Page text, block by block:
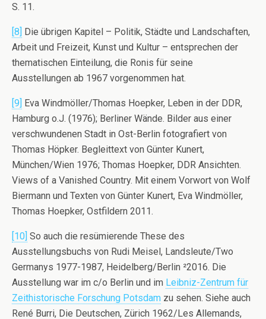
S. 11.
[8] Die übrigen Kapitel – Politik, Städte und Landschaften,
Arbeit und Freizeit, Kunst und Kultur – entsprechen der
thematischen Einteilung, die Ronis für seine
Ausstellungen ab 1967 vorgenommen hat.
[9] Eva Windmöller/Thomas Hoepker, Leben in der DDR,
Hamburg o.J. (1976); Berliner Wände. Bilder aus einer
verschwundenen Stadt in Ost-Berlin fotografiert von
Thomas Höpker. Begleittext von Günter Kunert,
München/Wien 1976; Thomas Hoepker, DDR Ansichten.
Views of a Vanished Country. Mit einem Vorwort von Wolf
Biermann und Texten von Günter Kunert, Eva Windmöller,
Thomas Hoepker, Ostfildern 2011.
[10] So auch die resümierende These des
Ausstellungsbuchs von Rudi Meisel, Landsleute/Two
Germanys 1977-1987, Heidelberg/Berlin ²2016. Die
Ausstellung war im c/o Berlin und im Leibniz-Zentrum für
Zeithistorische Forschung Potsdam zu sehen. Siehe auch
René Burri, Die Deutschen, Zürich 1962/Les Allemands,